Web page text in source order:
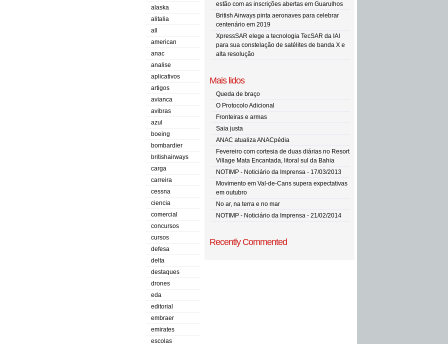
alaska
alitalia
all
american
anac
analise
aplicativos
artigos
avianca
avibras
azul
boeing
bombardier
britishairways
carga
carreira
cessna
ciencia
comercial
concursos
cursos
defesa
delta
destaques
drones
eda
editorial
embraer
emirates
escolas
estão com as inscrições abertas em Guarulhos
British Airways pinta aeronaves para celebrar
centenário em 2019
XpressSAR elege a tecnologia TecSAR da IAI
para sua constelação de satélites de banda X e
alta resolução
Mais lidos
Queda de braço
O Protocolo Adicional
Fronteiras e armas
Saia justa
ANAC atualiza ANACpédia
Fevereiro com cortesia de duas diárias no Resort
Village Mata Encantada, litoral sul da Bahia
NOTIMP - Noticiário da Imprensa - 17/03/2013
Movimento em Val-de-Cans supera expectativas
em outubro
No ar, na terra e no mar
NOTIMP - Noticiário da Imprensa - 21/02/2014
Recently Commented